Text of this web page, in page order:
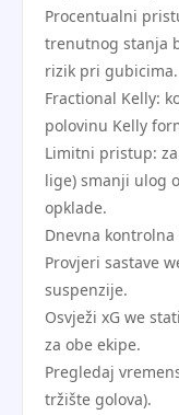
Procentualni
trenutnog stanja
rizik pri gubicima.
Fractional Kelly:
polovinu Kelly
Limitni pristup:
lige) smanji ulog
opklade.
Dnevna
Provjeri sastave
suspenzije.
Osvježi xG we
za obe ekipe.
Pregledaj
tržište golova).